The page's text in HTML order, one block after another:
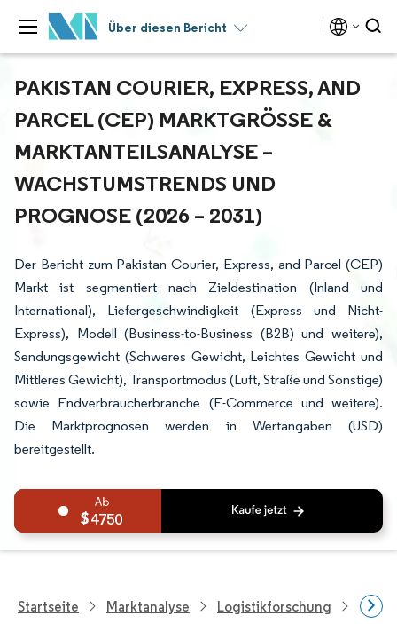
Über diesen Bericht
PAKISTAN COURIER, EXPRESS, AND
PARCEL (CEP) MARKTGRÖSSE & M
ARKTANTEILSANALYSE – W
ACHSTUMSTRENDS UND P
ROGNOSE (2026 – 2031)
Der Bericht zum Pakistan Courier, Express, and Parcel (CEP)
Markt ist segmentiert nach Zieldestination (Inland und
International), Liefergeschwindigkeit (Express und Nicht-
Express), Modell (Business-to-Business (B2B) und weitere),
Sendungsgewicht (Schweres Gewicht, Leichtes Gewicht und
Mittleres Gewicht), Transportmodus (Luft, Straße und Sonstige)
sowie Endverbraucherbranche (E-Commerce und weitere).
Die Marktprognosen werden in Wertangaben (USD)
bereitgestellt.
4750
Startseite Marktanalyse Logistikforschung